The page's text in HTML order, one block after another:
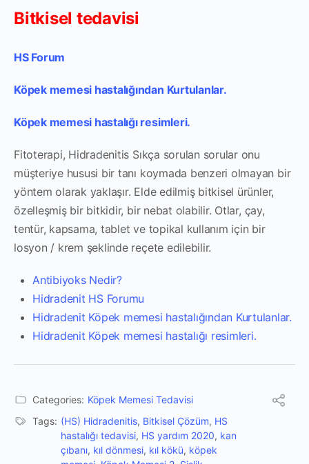
Bitkisel tedavisi
HS Forum
Köpek memesi hastalığından Kurtulanlar.
Köpek memesi hastalığı resimleri.
Fitoterapi, Hidradenitis Sıkça sorulan sorular onu
müşteriye hususi bir tanı koymada benzeri olmayan bir
yöntem olarak yaklaşır. Elde edilmiş bitkisel ürünler,
özelleşmiş bir bitkidir, bir nebat olabilir. Otlar, çay,
tentür, kapsama, tablet ve topikal kullanım için bir
losyon / krem ​​şeklinde reçete edilebilir.
Antibiyoks Nedir?
Hidradenit HS Forumu
Hidradenit Köpek memesi hastalığından Kurtulanlar.
Hidradenit Köpek memesi hastalığı resimleri.
Categories: Köpek Memesi Tedavisi
Tags: (HS) Hidradenitis, Bitkisel Çözüm, HS
hastalığı tedavisi, HS yardım 2020, kan
çıbanı, kıl dönmesi, kıl kökü, köpek